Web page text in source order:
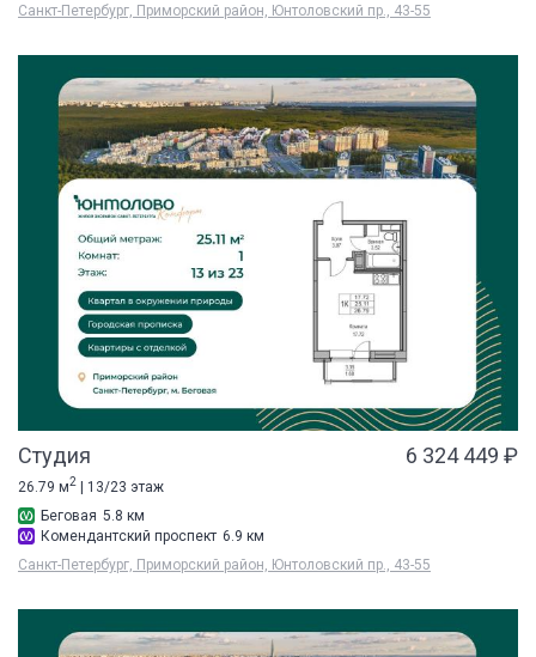
Санкт-Петербург, Приморский район, Юнтоловский пр., 43-55
Студия 6 324 449 ₽
26.79 м2 | 13/23 этаж
Беговая 5.8 км
Комендантский проспект 6.9 км
Санкт-Петербург, Приморский район, Юнтоловский пр., 43-55